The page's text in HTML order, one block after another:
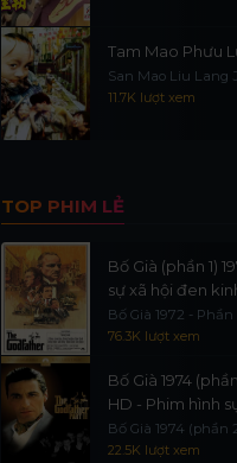
Full
Chuyện Tình Manhattan
Manhattan
Tam Mao Phưu
San Mao Liu Lang
11.7K lượt xem
TOP PHIM LẺ
Bố Già (phần 1)
sự xã hội đen
Bố Già 1972 - Phần
76.3K lượt xem
Bố Già 1974
HD - Phim hình
điển
Bố Già 1974 (phần
22.5K lượt xem